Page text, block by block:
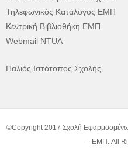
Τηλεφωνικός Κατάλογος ΕΜΠ
Κεντρική Βιβλιοθήκη ΕΜΠ
Webmail NTUA
Παλιός Ιστότοπος Σχολής
©Copyright 2017 Σχολή
- ΕΜΠ. All